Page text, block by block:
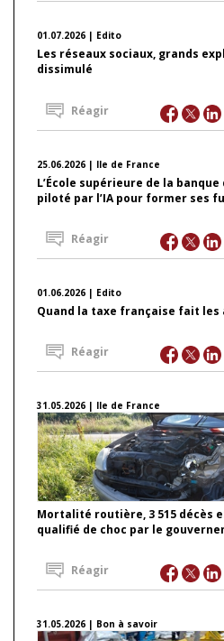
01.07.2026 | Edito
Les réseaux sociaux, grands
dissimulé
Réagir
25.06.2026 | Ile de France
L’École supérieure de la
piloté par l’IA pour former ses
Réagir
01.06.2026 | Edito
Quand la taxe française fait les
Réagir
31.05.2026 | Ile de France
Mortalité routière, 3 515 décès
qualifié de choc par le
Réagir
31.05.2026 | Bon à savoir